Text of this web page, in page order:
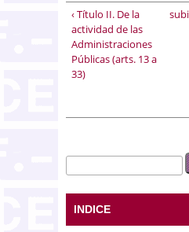
‹ Título II. De la
actividad de las
Administraciones
Públicas (arts. 13 a
33)
Formulario de
Buscar
INDICE